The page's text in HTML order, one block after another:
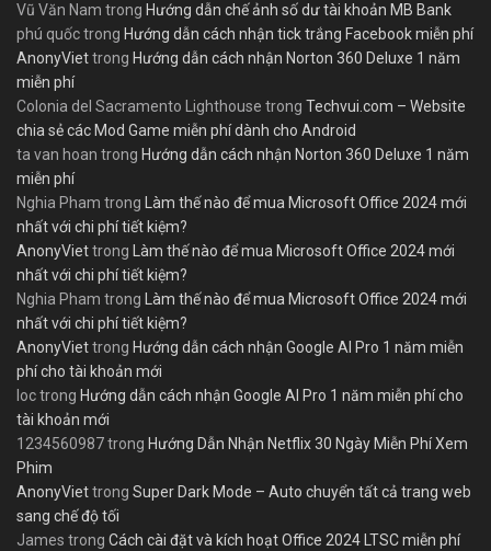
Vũ Văn Nam trong Hướng dẫn chế ảnh số dư tài khoản MB Bank
phú quốctrong Hướng dẫn cách nhận tick trắng Facebook miễn phí
AnonyViettrong Hướng dẫn cách nhận Norton 360 Deluxe 1 năm
miễn phí
Colonia del Sacramento Lighthouse trong Techvui.com – Website
chia sẻ các Mod Game miễn phí dành cho Android
ta van hoan trong Hướng dẫn cách nhận Norton 360 Deluxe 1 năm
miễn phí
Nghia Pham trong
Làm thế nào để mua Microsoft Office 2024 mới
nhất với chi phí tiết kiệm?
AnonyViettrong
Làm thế nào để mua Microsoft Office 2024 mới
nhất với chi phí tiết kiệm?
Nghia Pham trong
Làm thế nào để mua Microsoft Office 2024 mới
nhất với chi phí tiết kiệm?
AnonyViettrong Hướng dẫn cách nhận Google AI Pro 1 năm miễn
phí cho tài khoản mới
loctrong Hướng dẫn cách nhận Google AI Pro 1 năm miễn phí cho
tài khoản mới
1234560987trong Hướng Dẫn Nhận Netflix 30 Ngày Miễn Phí Xem
Phim
AnonyViettrong Super Dark Mode – Auto chuyển tất cả trang web
sang chế độ tối
James trong Cách cài đặt và kích hoạt Office 2024 LTSC miễn phí